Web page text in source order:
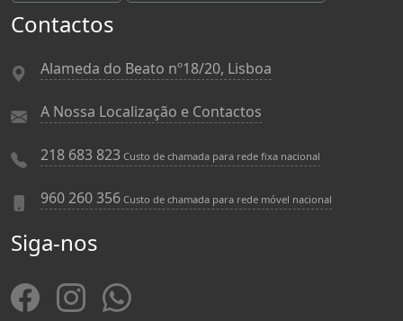
Contactos
Alameda do Beato nº18/20, Lisboa
A Nossa Localização e Contactos
218 683 823 Custo de chamada para rede fixa nacional
960 260 356 Custo de chamada para rede móvel nacional
Siga-nos